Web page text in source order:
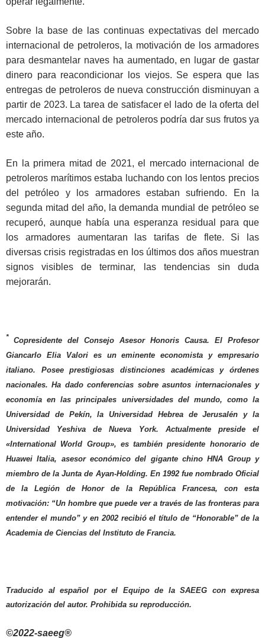
Sobre la base de las continuas expectativas del mercado
internacional de petroleros, la motivación de los armadores
para desmantelar naves ha aumentado, en lugar de gastar
dinero para reacondicionar los viejos. Se espera que las
entregas de petroleros de nueva construcción disminuyan a
partir de 2023. La tarea de satisfacer el lado de la oferta del
mercado internacional de petroleros podría dar sus frutos ya
este año.
En la primera mitad de 2021, el mercado internacional de
petroleros marítimos estaba luchando con los lentos precios
del petróleo y los armadores estaban sufriendo. En la
segunda mitad del año, la demanda mundial de petróleo se
recuperó, aunque había una esperanza residual para que
los armadores aumentaran las tarifas de flete. Si las
diversas crisis registradas en los últimos dos años muestran
signos visibles de terminar, las tendencias sin duda
mejorarán.
* Copresidente del Consejo Asesor Honoris Causa. El Profesor
Giancarlo Elia Valori es un eminente economista y empresario
italiano. Posee prestigiosas distinciones académicas y órdenes
nacionales. Ha dado conferencias sobre asuntos internacionales y
economía en las principales universidades del mundo, como la
Universidad de Pekín, la Universidad Hebrea de Jerusalén y la
Universidad Yeshiva de Nueva York. Actualmente preside el
«International World Group», es también presidente honorario de
Huawei Italia, asesor económico del gigante chino HNA Group y
miembro de la Junta de Ayan-Holding. En 1992 fue nombrado Oficial
de la Legión de Honor de la República Francesa, con esta
motivación: “Un hombre que puede ver a través de las fronteras para
entender el mundo” y en 2002 recibió el título de “Honorable” de la
Academia de Ciencias del Instituto de Francia.
Traducido al español por el Equipo de la SAEEG con expresa
autorización del autor. Prohibida su reproducción.
©2022-saeeg®